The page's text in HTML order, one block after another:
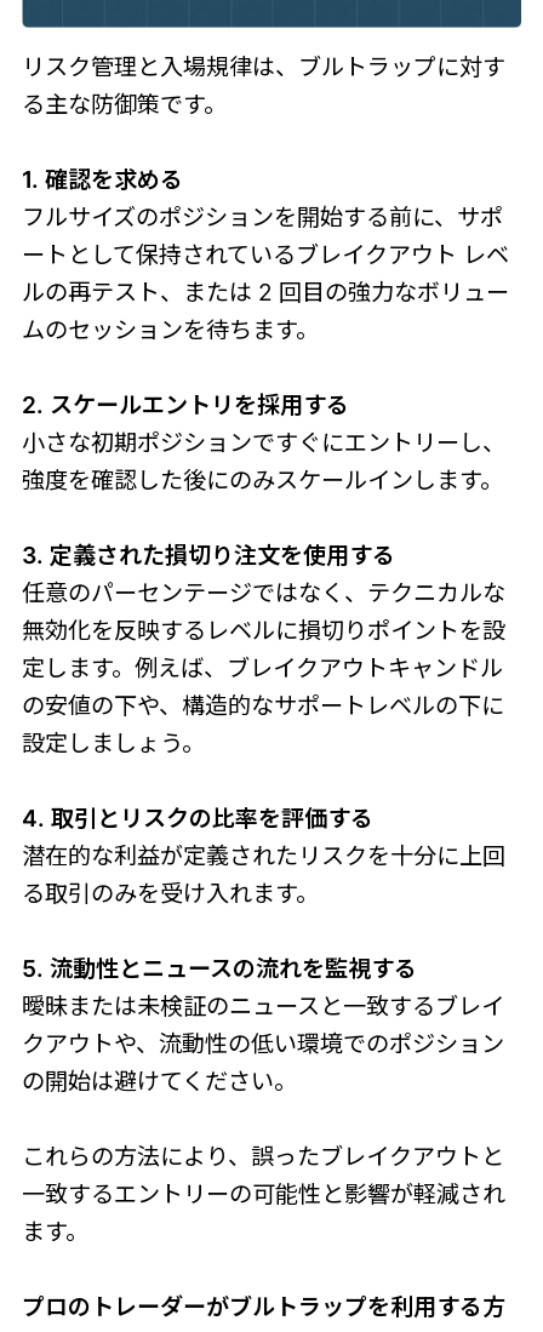
リスク管理と入場規律は、ブルトラップに対す
る主な防御策です。
1. 確認を求める
フルサイズのポジションを開始する前に、サポ
ートとして保持されているブレイクアウト レベ
ルの再テスト、または 2 回目の強力なボリュー
ムのセッションを待ちます。
2. スケールエントリを採用する
小さな初期ポジションですぐにエントリーし、
強度を確認した後にのみスケールインします。
3. 定義された損切り注文を使用する
任意のパーセンテージではなく、テクニカルな
無効化を反映するレベルに損切りポイントを設
定します。例えば、ブレイクアウトキャンドル
の安値の下や、構造的なサポートレベルの下に
設定しましょう。
4. 取引とリスクの比率を評価する
潜在的な利益が定義されたリスクを十分に上回
る取引のみを受け入れます。
5. 流動性とニュースの流れを監視する
曖昧または未検証のニュースと一致するブレイ
クアウトや、流動性の低い環境でのポジション
の開始は避けてください。
これらの方法により、誤ったブレイクアウトと
一致するエントリーの可能性と影響が軽減され
ます。
プロのトレーダーがブルトラップを利用する方